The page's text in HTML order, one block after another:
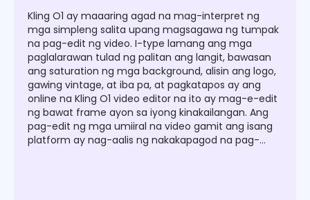
Kling O1 ay maaaring agad na mag-interpret ng
mga simpleng salita upang magsagawa ng tumpak
na pag-edit ng video. I-type lamang ang mga
paglalarawan tulad ng palitan ang langit, bawasan
ang saturation ng mga background, alisin ang logo,
gawing vintage, at iba pa, at pagkatapos ay ang
online na Kling O1 video editor na ito ay mag-e-edit
ng bawat frame ayon sa iyong kinakailangan. Ang
pag-edit ng mga umiiral na video gamit ang isang
platform ay nag-aalis ng nakakapagod na pag-